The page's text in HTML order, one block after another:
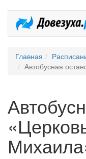
Главная
Автобусная